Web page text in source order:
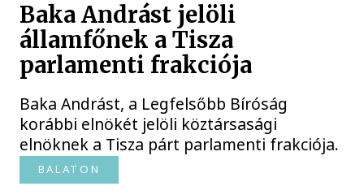
Baka Andrást jelöli
államfőnek a Tisza
parlamenti frakciója
Baka Andrást, a Legfelsőbb Bíróság
korábbi elnökét jelöli köztársasági
elnöknek a Tisza párt parlamenti frakciója.
BALATON